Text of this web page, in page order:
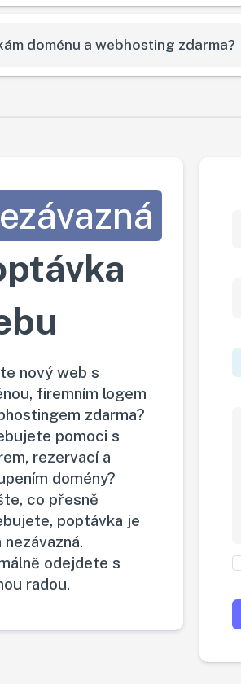
doménu a webhosting zdarma?
nový web s
firemním logem
zdarma?
pomoci s
rezervací a
domény?
co přesně
poptávka je
nezávazná.
odejdete s
radou.